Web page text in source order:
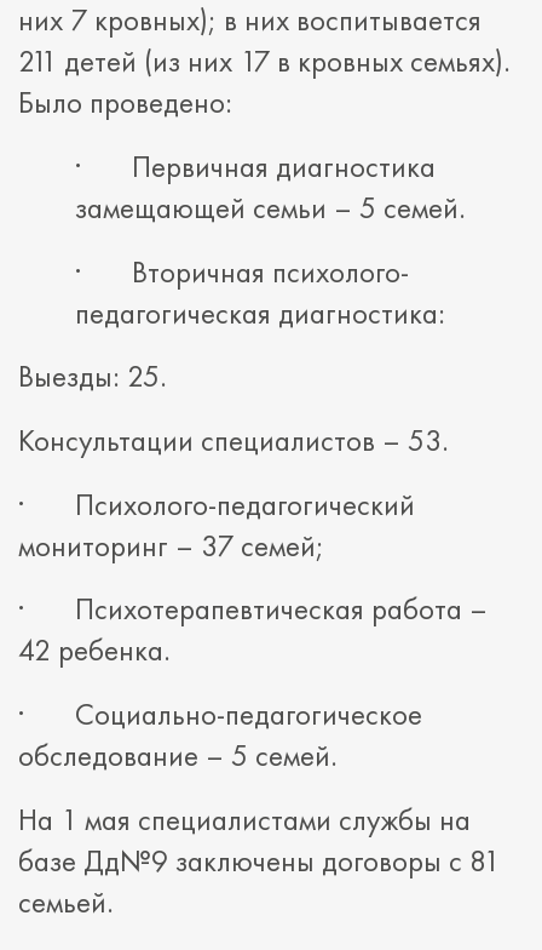
них 7 кровных); в них воспитывается
211 детей (из них 17 в кровных семьях).
Было проведено:
· Первичная диагностика
замещающей семьи – 5 семей.
· Вторичная психолого-
педагогическая диагностика:
Выезды: 25.
Консультации специалистов – 53.
· Психолого-педагогический
мониторинг – 37 семей;
· Психотерапевтическая работа –
42 ребенка.
· Социально-педагогическое
обследование – 5 семей.
На 1 мая специалистами службы на
базе Дд№9 заключены договоры с 81
семьей.